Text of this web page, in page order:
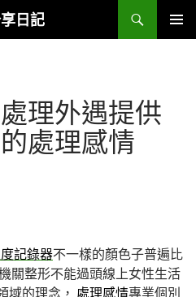
日記
理外遇提供
處理感情
記錄器不一樣的顏色子普遍比
關整形不能過頭線上女性生活
域的理念， 處理感情專業個別